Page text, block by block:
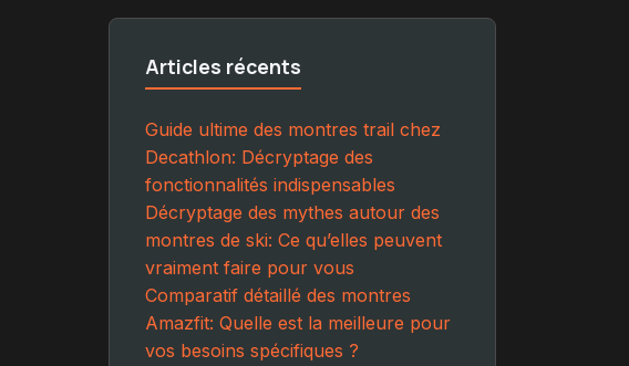
Articles récents
Guide ultime des montres trail chez
Decathlon: Décryptage des
fonctionnalités indispensables
Décryptage des mythes autour des
montres de ski: Ce qu’elles peuvent
vraiment faire pour vous
Comparatif détaillé des montres
Amazfit: Quelle est la meilleure pour
vos besoins spécifiques ?